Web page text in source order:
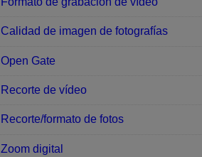
Calidad de imagen de fotografías
Open Gate
Recorte de vídeo
Recorte/formato de fotos
Zoom digital